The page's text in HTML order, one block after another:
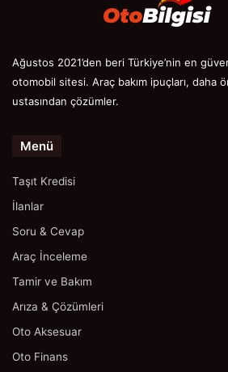
Ağustos 2021’den beri Türkiye’nin en
otomobil sitesi. Araç bakım ipuçları, daha
ustasından çözümler.
Menü
Taşıt Kredisi
İlanlar
Soru & Cevap
Araç İnceleme
Tamir ve Bakım
Arıza & Çözümleri
Oto Aksesuar
Oto Finans